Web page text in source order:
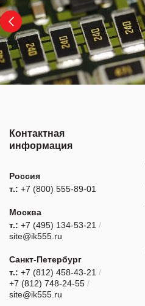
Контактная
информация
Россия
т.: +7 (800) 555-89-01
Москва
т.: +7 (495) 134-53-21 /
site@ik555.ru
Санкт-Петербург
т.: +7 (812) 458-43-21 /
+7 (812) 748-24-55 /
site@ik555.ru